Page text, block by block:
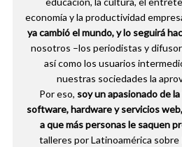
economía y la productividad
ya cambió el mundo, y lo seguirá
nosotros –los periodistas y
así como los usuarios
nuestras sociedades la
Por eso, soy un apasionado de
software, hardware y servicios
a que más personas le saquen
talleres por Latinoamérica